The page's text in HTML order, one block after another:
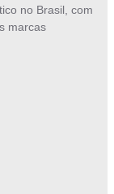
no Brasil, com
marcas